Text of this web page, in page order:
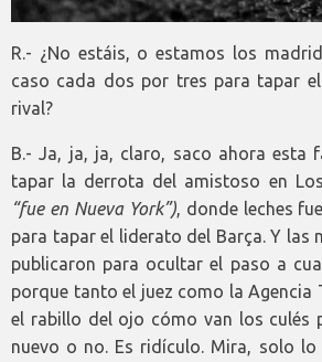
R.- ¿No estáis, o estamos los
caso cada dos por tres para tapar
rival?
B.- Ja, ja, ja, claro, saco ahora esta
tapar la derrota del amistoso en
“fue en Nueva York”), donde leches
para tapar el liderato del Barça. Y las
publicaron para ocultar el paso a
porque tanto el juez como la Agencia
el rabillo del ojo cómo van los culés
nuevo o no. Es ridículo. Mira, solo lo